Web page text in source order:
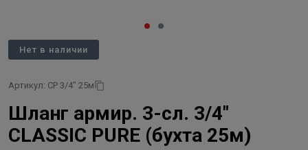
Нет в наличии
Артикул: CP 3/4" 25м
Шланг армир. 3-сл. 3/4"
CLASSIC PURE (бухта 25м)